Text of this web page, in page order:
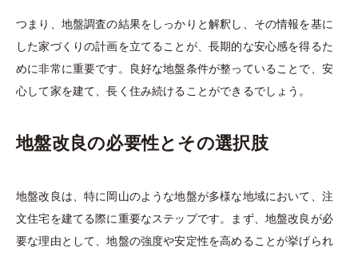
つまり、地盤調査の結果をしっかりと解釈し、その情報を基に
した家づくりの計画を立てることが、長期的な安心感を得るた
めに非常に重要です。良好な地盤条件が整っていることで、安
心して家を建て、長く住み続けることができるでしょう。
地盤改良の必要性とその選択肢
地盤改良は、特に岡山のような地盤が多様な地域において、注
文住宅を建てる際に重要なステップです。まず、地盤改良が必
要な理由として、地盤の強度や安定性を高めることが挙げられ